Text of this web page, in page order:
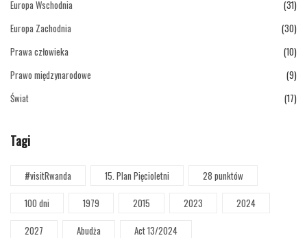
Europa Wschodnia
(31)
Europa Zachodnia
(30)
Prawa człowieka
(10)
Prawo międzynarodowe
(9)
Świat
(17)
Tagi
#visitRwanda 15. Plan Pięcioletni
28 punktów
100 dni
1979 2015 2023
2024
2027
Abudża
Act 13/2024